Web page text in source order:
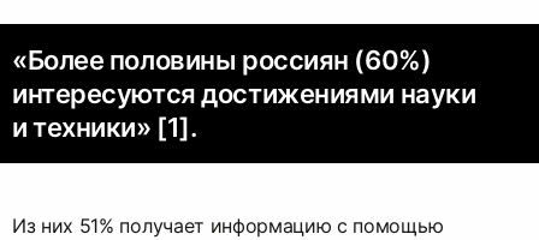
«Более половины россиян (60%)
интересуются достижениями науки
и техники» [1].
Из них 51% получает информацию с помощью